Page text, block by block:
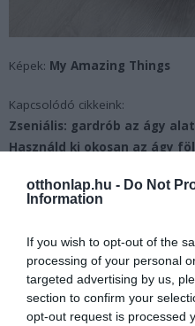
otthonlap.hu - Do Not
Information
If you wish to opt-out of the
processing of your personal
targeted advertising by us,
section to confirm your
opt-out request is processed
Képek: My Amazing Things
Kapcsolódó cikkeink:
Zseniális: gardrób az ágy
Használd ki okosan az ágy